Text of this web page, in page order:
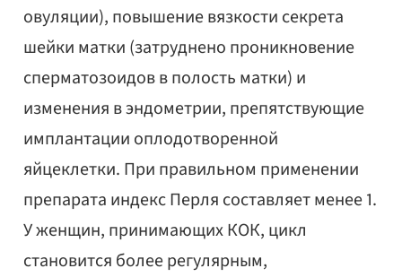
овуляции), повышение вязкости секрета
шейки матки (затруднено проникновение
сперматозоидов в полость матки) и
изменения в эндометрии, препятствующие
имплантации оплодотворенной
яйцеклетки. При правильном применении
препарата индекс Перля составляет менее 1.
У женщин, принимающих КОК, цикл
становится более регулярным,